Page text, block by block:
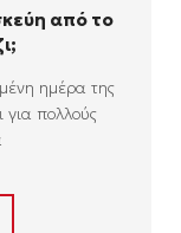
από το
ημέρα της
για πολλούς